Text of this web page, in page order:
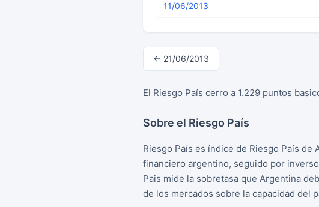
11/06/2013
← 21/06/2013
El Riesgo País cerro a 1.229 puntos
Sobre el Riesgo País
Riesgo País es índice de Riesgo País de
financiero argentino, seguido por
Pais mide la sobretasa que Argentina
de los mercados sobre la capacidad del